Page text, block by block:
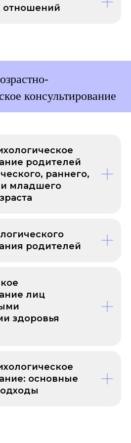
отношений
консультирование
родителей
раннего,
младшего
родителей
лиц
здоровья
основные
под
стран,
год